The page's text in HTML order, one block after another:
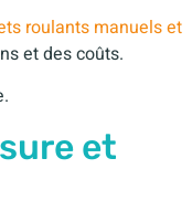
roulants manuels et
et des coûts.
et